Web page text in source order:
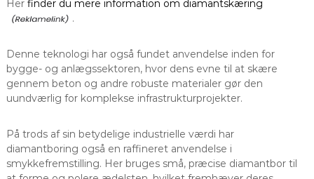
Her finder du mere information om diamantskæring
.
Denne teknologi har også fundet anvendelse inden for
bygge- og anlægssektoren, hvor dens evne til at skære
gennem beton og andre robuste materialer gør den
uundværlig for komplekse infrastrukturprojekter.
På trods af sin betydelige industrielle værdi har
diamantboring også en raffineret anvendelse i
smykkefremstilling. Her bruges små, præcise diamantbor til